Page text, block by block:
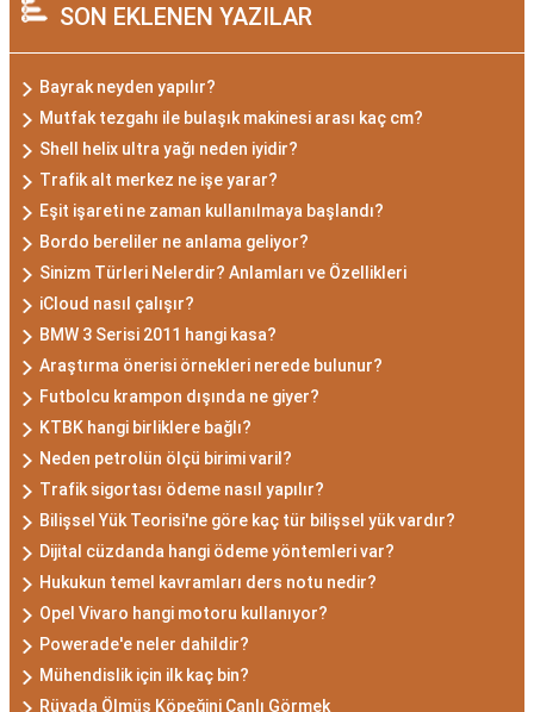
SON EKLENEN YAZILAR
Bayrak neyden yapılır?
Mutfak tezgahı ile bulaşık makinesi arası kaç cm?
Shell helix ultra yağı neden iyidir?
Trafik alt merkez ne işe yarar?
Eşit işareti ne zaman kullanılmaya başlandı?
Bordo bereliler ne anlama geliyor?
Sinizm Türleri Nelerdir? Anlamları ve Özellikleri
iCloud nasıl çalışır?
BMW 3 Serisi 2011 hangi kasa?
Araştırma önerisi örnekleri nerede bulunur?
Futbolcu krampon dışında ne giyer?
KTBK hangi birliklere bağlı?
Neden petrolün ölçü birimi varil?
Trafik sigortası ödeme nasıl yapılır?
Bilişsel Yük Teorisi'ne göre kaç tür bilişsel yük vardır?
Dijital cüzdanda hangi ödeme yöntemleri var?
Hukukun temel kavramları ders notu nedir?
Opel Vivaro hangi motoru kullanıyor?
Powerade'e neler dahildir?
Mühendislik için ilk kaç bin?
Rüyada Ölmüş Köpeğini Canlı Görmek